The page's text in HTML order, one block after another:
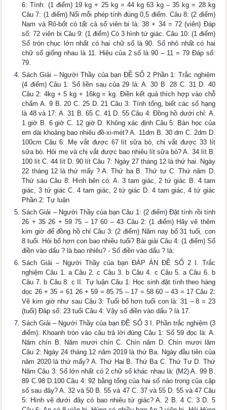
6: Tính: (1 điểm) 19 kg + 25 kg = 44 kg 63 kg – 35 kg = 28 kg
Câu 7: (1 điểm) Nối mỗi phép tính đúng 0,5 điểm. Câu 8: (2 điểm)
Nam và Rô-bốt có tất cả số viên bi là: 38 + 34 = 72 (viên) Đáp
số: 72 viên bi Câu 9: (1 điểm) Có 3 hình tứ giác. Câu 10: (1 điểm)
Số tròn chục lớn nhất có hai chữ số là 90. Số nhỏ nhất có hai
chữ số giống nhau là 11. Hiệu của 2 số là 90 – 11 = 79 Đáp số:
79.
Sách Giải – Người Thầy của bạn ĐỀ SỐ 2 Phần 1: Trắc nghiệm
(4 điểm) Câu 1: Số liền sau của 29 là: A. 30 B. 28 C. 31 D. 40
Câu 2: 4kg + 5 kg + 16kg = kg. Điền kết quả thích hợp vào chỗ
chấm A. 9 B. 20 C. 25 D. 21 Câu 3: Tính tổng, biết các số hạng
là 48 và 17: A. 31 B. 65 C. 41 D. 55 Câu 4: Đồng hồ dưới chỉ: A.
1 giờ B. 6 giờ C. 12 giờ D. Không xác định Câu 5: Bàn học của
em dài khoảng bao nhiêu đề-xi-mét? A. 11dm B. 30 dm C. 2dm D.
100cm Câu 6: Mẹ vắt được 67 lít sữa bò, chị vắt được 33 lít
sữa bò. Hỏi mẹ và chị vắt được bao nhiêu lít sữa bò? A. 34 lít B.
100 lít C. 44 lít D. 90 lít Câu 7: Ngày 27 tháng 12 là thứ hai. Ngày
22 tháng 12 là thứ mấy ? A. Thứ ba B. Thứ tư C. Thứ năm D.
Thứ sáu Câu 8: Hình bên có: A. 3 tam giác, 2 tứ giác B. 4 tam
giác, 3 tứ giác C. 4 tam giác, 2 tứ giác D. 4 tam giác, 4 tứ giác
Phần 2: Tự luận
Sách Giải – Người Thầy của bạn Câu 1: (2 điểm) Đặt tính rồi tính
26 + 35 26 + 59 75 – 17 60 – 43 Câu 2: (1 điểm) Hãy vẽ thêm
kim giờ để đồng hồ chỉ Câu 3: (2 điểm) Năm nay bố 31 tuổi, con
8 tuổi. Hỏi bố hơn con bao nhiêu tuổi? Bài giải Câu 4: (1 điểm) Số
điền vào dấu ? là bao nhiêu? - Số điền vào dấu ? là:
Sách Giải – Người Thầy của bạn ĐÁP ÁN ĐỀ SỐ 2 I. Trắc
nghiệm Câu 1. a Câu 2. c Câu 3. b Câu 4. c Câu 5. a Câu 6. b
Câu 7. b Câu 8. c II. Tự luận Câu 1: Học sinh đặt tính theo hàng
dọc 26 + 35 = 61 26 + 59 = 85 75 – 17 = 58 60 – 43 = 17 Câu 2:
Vẽ kim giờ như sau Câu 3: Tuổi bố hơn tuổi con là: 31 – 8 = 23
(tuổi) Đáp số: 23 tuổi Câu 4: Vậy số điền vào dấu ? là 17.
Sách Giải – Người Thầy của bạn ĐỀ SỐ 3 I. Phần trắc nghiệm (3
điểm): Khoanh tròn vào câu trả lời đúng Câu 1: Số 59 đọc là: A.
Năm chín B. Năm mươi chín C. Chín năm D. Chín mươi lăm
Câu 2: Ngày 24 tháng 12 năm 2019 là thứ Ba. Ngày đầu tiên của
năm 2020 là thứ mấy? A. Thứ Hai B. Thứ Ba C. Thứ Tư D. Thứ
Năm Câu 3: Số lớn nhất có 2 chữ số khác nhau là: (M2) A. 99 B.
89 C.98 D.100 Câu 4: 92 bằng tổng của hai số nào trong của cặp
số sau đây? A. 32 và 50 B. 55 và 47 C. 37 và 55 D. 55 và 47 Câu
5: Hình vẽ dưới đây có bao nhiêu tứ giác? A. 2 B. 4 C. 3 D. 5